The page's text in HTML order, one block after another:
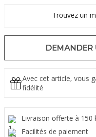
Trouvez un
Avec cet article, vous
fidélité
Livraison offerte à 150
Facilités de paiement